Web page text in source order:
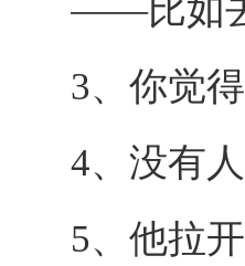
——比如
3、你觉
4、没有
5、他拉